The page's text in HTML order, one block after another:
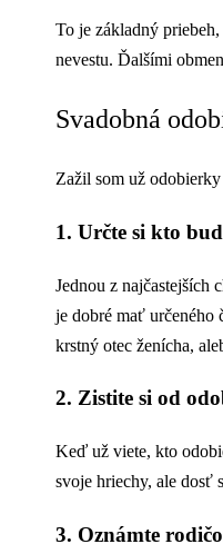
To je základný
nevestu. Ďalšími
Svadobná
Zažil som už
1. Určte si kto
Jednou z najčastejších
je dobré mať určeného
krstný otec ženícha,
2. Zistite si od
Keď už viete, kto
svoje hriechy, ale dosť
3. Oznámte